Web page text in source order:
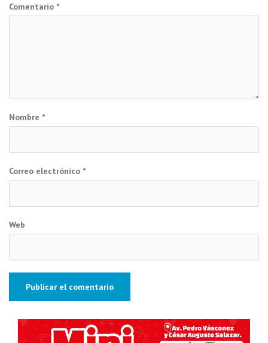
Comentario *
Nombre *
Correo electrónico *
Web